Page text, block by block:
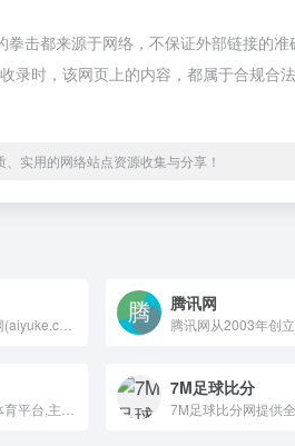
拳击都来源于网络，不保证外部链接的
录时，该网页上的内容，都属于合规合
实用的网络站点资源收集与分享！
腾讯网
7M足球比分